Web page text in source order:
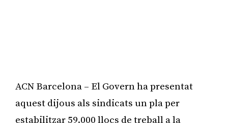
ACN Barcelona – El Govern ha presentat
aquest dijous als sindicats un pla per
estabilitzar 59.000 llocs de treball a la